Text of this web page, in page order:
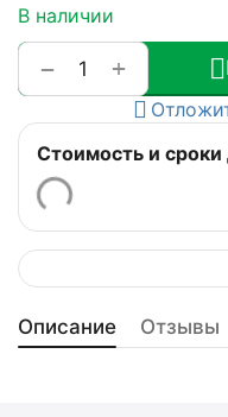
В наличии
+
−
Стоимость и сроки
Описание Отзывы